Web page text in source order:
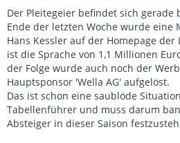
Der Pleitegeier befindet sich gerade
Ende der letzten Woche wurde eine
Hans Kessler auf der Homepage
ist die Sprache von 1,1 Millionen
der Folge wurde auch noch der
Hauptsponsor 'Wella AG' aufgelöst.
Das ist schon eine saublöde
Tabellenführer und muss darum
Absteiger in dieser Saison